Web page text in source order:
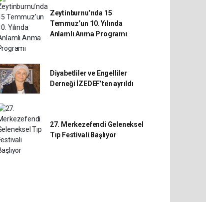
Zeytinburnu’nda 15
Temmuz’un 10. Yılında
Anlamlı Anma Programı
Diyabetliler ve Engelliler
Derneği İZEDEF’ten ayrıldı
27. Merkezefendi Geleneksel
Tıp Festivali Başlıyor